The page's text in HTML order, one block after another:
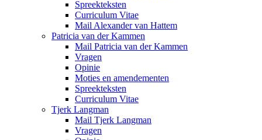
Spreekteksten
Curriculum Vitae
Mail Alexander van Hattem
Patricia van der Kammen
Mail Patricia van der Kammen
Vragen
Opinie
Moties en amendementen
Spreekteksten
Curriculum Vitae
Tjerk Langman
Mail Tjerk Langman
Vragen